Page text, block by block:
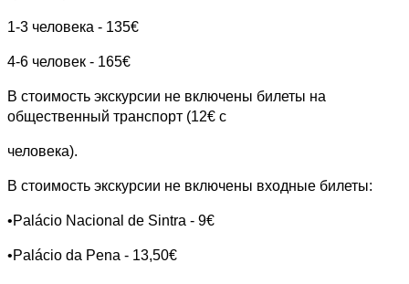
1-3 человека - 135€
4-6 человек - 165€
В стоимость экскурсии не включены билеты на
общественный транспорт (12€ с
человека).
В стоимость экскурсии не включены входные билеты:
•Palácio Nacional de Sintra - 9€
•Palácio da Pena - 13,50€